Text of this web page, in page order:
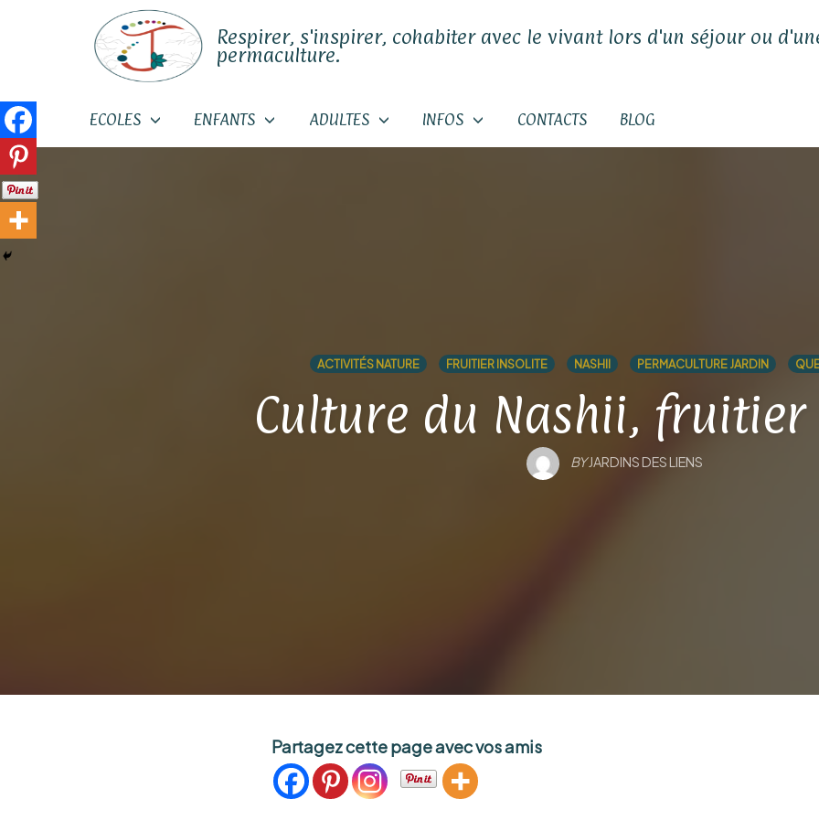
Skip
to
content
Respirer, s'inspirer, cohabiter avec le vivant lors d'un séjour ou
permaculture.
ECOLES ENFANTS ADULTES INFOS CONTACTS BLOG
ACTIVITÉS NATURE FRUITIER INSOLITE NASHII PERMACULTURE JARDIN
Culture du Nashii,
BYJARDINS DES LIENS
Partagez cette page avec vos amis